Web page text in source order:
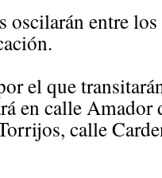
oscilarán entre
el que
en calle Amador
calle